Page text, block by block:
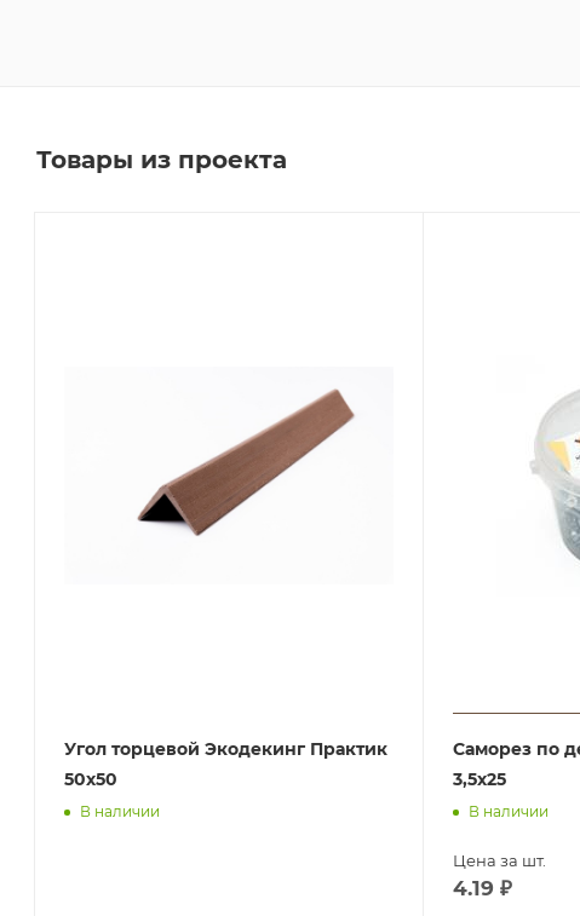
Товары из проекта
Угол торцевой Экодекинг Практик
50х50
В наличии
Саморез по
3,5х25
В наличии
Цена за шт.
4.19 ₽